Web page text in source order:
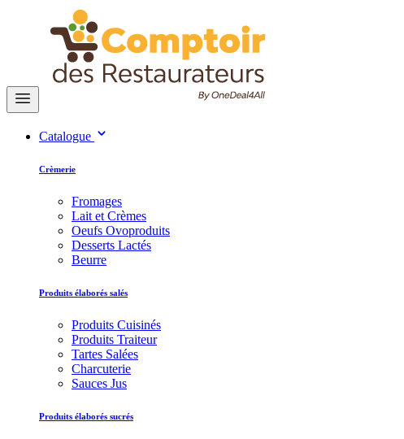
Catalogue
Crèmerie
Fromages
Lait et Crèmes
Oeufs Ovoproduits
Desserts Lactés
Beurre
Produits élaborés salés
Produits Cuisinés
Produits Traiteur
Tartes Salées
Charcuterie
Sauces Jus
Produits élaborés sucrés